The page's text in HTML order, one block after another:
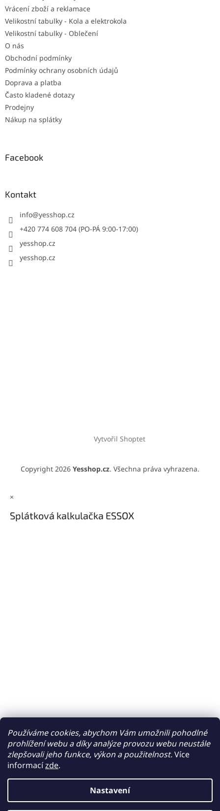
Používáme cookies, abychom Vám umožnili pohodlné
prohlížení webu a díky analýze provozu webu neustále
zlepšovali jeho funkce, výkon a použitelnost.Více
informacízde.
Nastavení
Vrácení zboží a reklamace
Velikostní tabulky - Kola a elektrokola
Velikostní tabulky - Oblečení
O nás
Obchodní podmínky
Podmínky ochrany osobních údajů
Doprava a platba
Často kladené dotazy
Prodejny
Nákup na splátky
Facebook
Kontakt
info@yesshop.cz
+420 774 608 704 (PO-PÁ 9:00-17:00)
yesshop.cz
yesshop.cz
Vytvořil Shoptet
Copyright 2026 Yesshop.cz. Všechna práva vyhrazena.
×
Splátková kalkulačka ESSOX